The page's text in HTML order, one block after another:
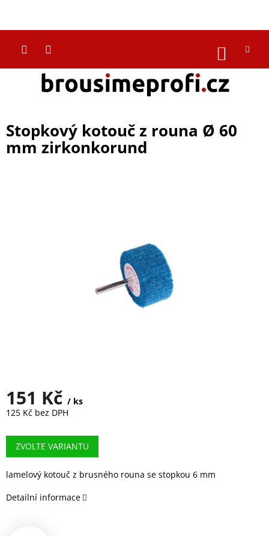
obsah
KOŠÍK
Stopkový kotouč z rouna Ø 60
mm zirkonkorund
151 Kč / ks
125 Kč bez DPH
cena:
ZVOLTE VARIANTU
lamelový kotouč z brusného rouna se stopkou 6 mm
Detailní informace